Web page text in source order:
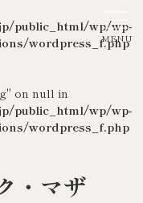
public_html/wp/wp-
wordpress_f.php
on null in
public_html/wp/wp-
wordpress_f.php
・マザ